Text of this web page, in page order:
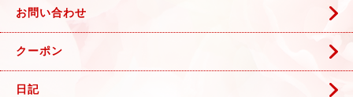
お問い合わせ
クーポン
日記